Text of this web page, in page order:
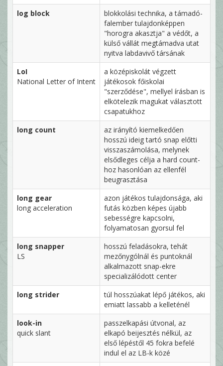
log block
blokkolási technika, a támadó-
falember tulajdonképpen
"horogra akasztja" a védőt, a
külső vállát megtámadva utat
nyitva labdavivő társának
LoI
National Letter of Intent
a középiskolát végzett
játékosok főiskolai
"szerződése", mellyel írásban is
elkötelezik magukat választott
csapatukhoz
long count
az irányító kiemelkedően
hosszú ideig tartó snap előtti
visszaszámolása, melynek
elsődleges célja a hard count-
hoz hasonlóan az ellenfél
beugrasztása
long gear
long acceleration
azon játékos tulajdonsága, aki
futás közben képes újabb
sebességre kapcsolni,
folyamatosan gyorsul fel
long snapper
LS
hosszú feladásokra, tehát
mezőnygólnál és puntoknál
alkalmazott snap-ekre
specializálódott center
long strider
túl hosszúakat lépő játékos, aki
emiatt lassabb a kelleténél
look-in
quick slant
passzelkapási útvonal, az
elkapó beijesztés nélkül, az
első lépéstől 45 fokra befelé
indul el az LB-k közé